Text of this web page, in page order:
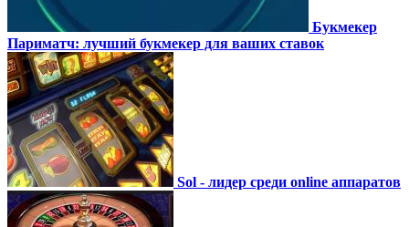
Букмекер
Париматч: лучший букмекер для ваших ставок
Sol - лидер среди online аппаратов